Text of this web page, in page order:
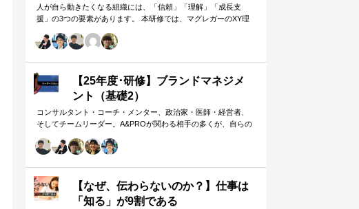
人が自ら動きたくなる組織には、「信頼」「理解」「成長支
援」の3つの要素があります。 本研修では、マグレガーのXY理
「人はなぜ動くのか」「どうすれば自ら動くようになるのか」
顧客対応の難航など）を、“人間理解”を通して紐解く実践型のプ
ログラムです。
【25年度･研修】ブランドマネジメ
ント（基礎2）
コンサルタント・コーチ・メンター、政治家・医師・経営者、
そしてチームリーダー。A&PROが関わる相手の多くが、自らの
【なぜ、伝わらないのか？】仕事は
「知る」が9割である